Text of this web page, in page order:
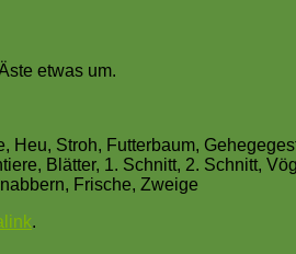
etwas um.
Stroh, Futterbaum,
Blätter, 1. Schnitt, 2. Schnitt,
Frische, Zweige
.